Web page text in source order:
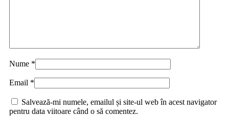
Nume *
Email *
Salvează-mi numele, emailul și site-ul web în acest navigator
pentru data viitoare când o să comentez.